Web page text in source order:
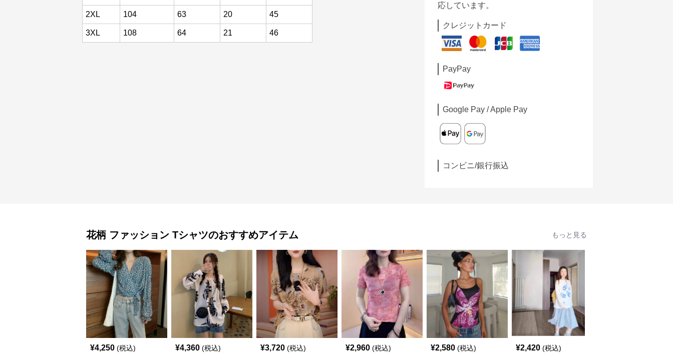
2XL 104 63 20 45
3XL 108 64 21 46
応しています。
クレジットカード
PayPay
Google Pay / Apple Pay
コンビニ/銀行振込
花柄 ファッション Tシャツのおすすめアイテム もっと見る
¥4,250 (税込) ¥4,360 (税込) ¥3,720 (税込) ¥2,960 (税込) ¥2,580 (税込) ¥2,420 (税込)